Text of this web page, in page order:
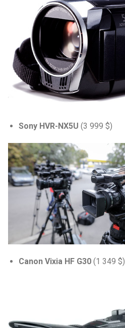
Sony HVR-NX5U (3 999 $)
Canon Vixia HF G30(1 349 $)